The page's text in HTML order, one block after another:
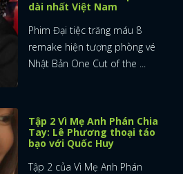
dài nhất Việt Nam
Phim Đại tiệc trăng máu 8
remake hiện tượng phòng vé
Nhật Bản One Cut of the ...
Tập 2 Vì Mẹ Anh Phán Chia
Tay: Lê Phương thoại táo
bạo với Quốc Huy
Tập 2 của Vì Mẹ Anh Phán